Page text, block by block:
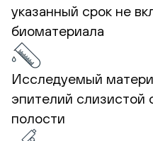
указанный срок не
биоматериала
Исследуемый
эпителий слизистой
полости